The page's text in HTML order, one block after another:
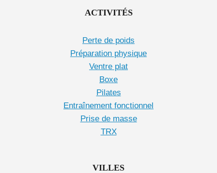
ACTIVITÉS
Perte de poids
Préparation physique
Ventre plat
Boxe
Pilates
Entraînement fonctionnel
Prise de masse
TRX
VILLES